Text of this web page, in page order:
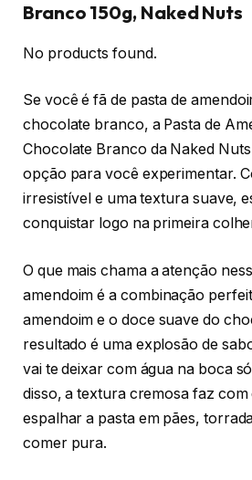
Branco 150g, Naked Nuts
No products found.
Se você é fã de pasta de
chocolate branco, a Pasta de
Chocolate Branco da Naked
opção para você experimentar.
irresistível e uma textura suave,
conquistar logo na primeira
O que mais chama a atenção
amendoim é a combinação
amendoim e o doce suave do
resultado é uma explosão de
vai te deixar com água na boca
disso, a textura cremosa faz com
espalhar a pasta em pães,
comer pura.